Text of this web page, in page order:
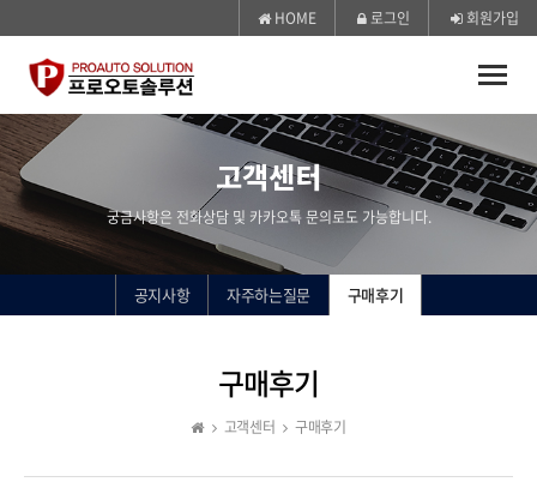
HOME 로그인 회원가입
Toggle
고객센터
궁금사항은 전화상담 및 카카오톡 문의로도 가능합니다.
공지사항 자주하는질문 구매후기
구매후기
고객센터 구매후기